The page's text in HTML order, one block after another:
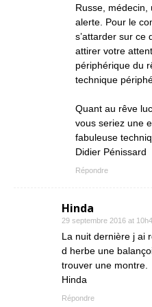
Russe,
alerte. Pour le
s’attarder sur ce
attirer votre
périphérique du
technique
Quant au rêve
vous seriez une
fabuleuse
Didier Pénissard
Répondre
Hinda
29 septembre 2016 at
La nuit dernière j ai
d herbe une
trouver une montre .
Hinda
Répondre